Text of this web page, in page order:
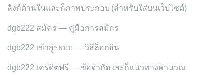
ลิงก์ด้านในและก็ภาพประกอบ (สำหรับใส่บนเว็บไซต์)
dgb222 สมัคร — คู่มือการสมัคร
dgb222 เข้าสู่ระบบ — วิธีล็อกอิน
dgb222 เครดิตฟรี — ข้อจำกัดและก็แนวทางคำนวณ